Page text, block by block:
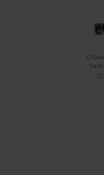
Test